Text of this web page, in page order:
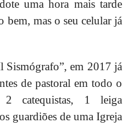
uma hora mais tarde
bem, mas o seu celular já
Sismógrafo”, em 2017 já
de pastoral em todo o
2 catequistas, 1 leiga
guardiões de uma Igreja